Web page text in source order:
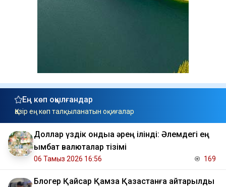
Ең көп оқылғандар
Қазір ең көп талқыланатын оқиғалар
Доллар үздік ондыққа әрең ілінді: Әлемдегі ең
қымбат валюталар тізімі
06 Тамыз 2026 16:56 169
Блогер Қайсар Қамза Қазақстанға қайтарылды